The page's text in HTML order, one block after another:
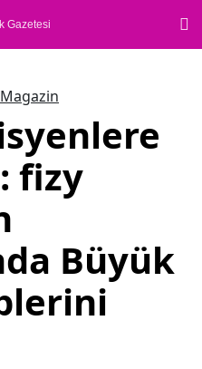
Gazetesi
Magazin
fizy
Büyük